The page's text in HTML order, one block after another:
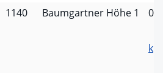
1140 Baumgartner Höhe 1